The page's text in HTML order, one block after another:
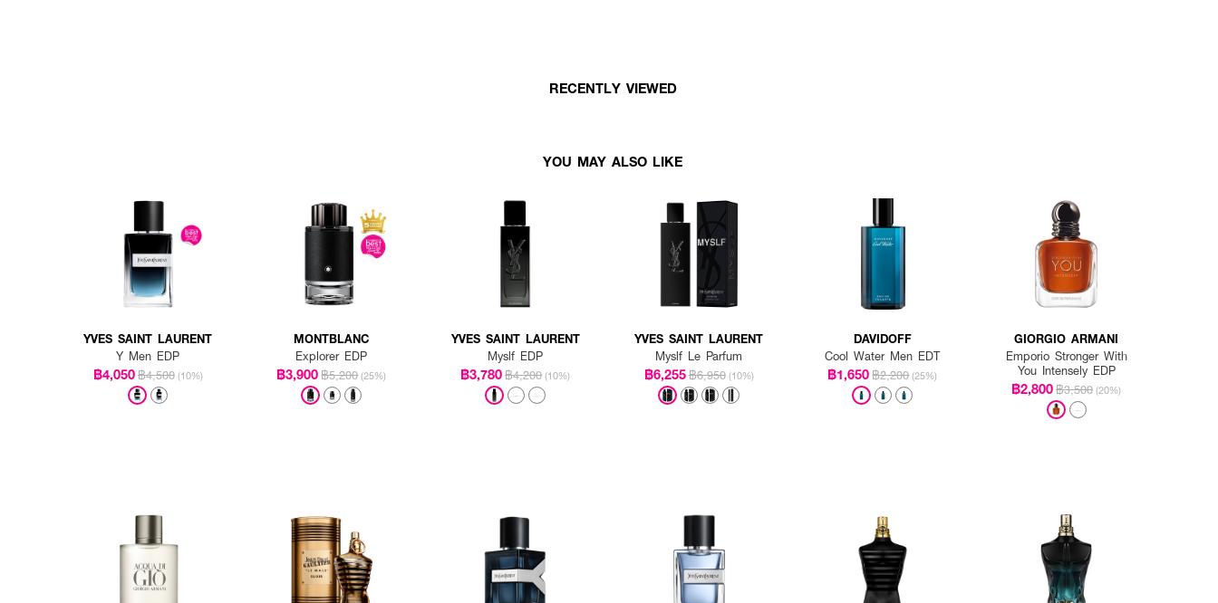
RECENTLY VIEWED
YOU MAY ALSO LIKE
YVES SAINT LAURENT
Y Men EDP
฿4,050฿4,500 (10%)
MONTBLANC
Explorer EDP
฿3,900฿5,200 (25%)
YVES SAINT LAURENT
Myslf EDP
฿3,780฿4,200 (10%)
YVES SAINT LAURENT
Myslf Le Parfum
฿6,255฿6,950 (10%)
DAVIDOFF
Cool Water Men EDT
฿1,650฿2,200 (25%)
GIORGIO ARMANI
Emporio Stronger With
You Intensely EDP
฿2,800฿3,500 (20%)